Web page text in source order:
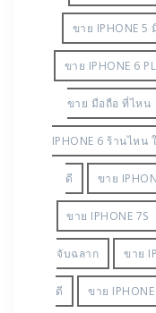
ขาย IPHONE 5
ขาย IPHONE 6
ขาย มือถือ ที่ไหน
IPHONE 6 ร้านไหน
ดี ขาย
ขาย IPHONE 7S
จับฉลาก ขาย
ดี ขาย